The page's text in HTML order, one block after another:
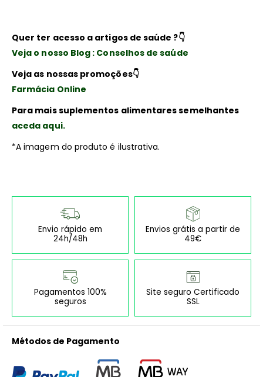
Quer ter acesso a artigos de saúde ?👇
Veja o nosso Blog : Conselhos de saúde
Veja as nossas promoções👇
Farmácia Online
Para mais suplementos alimentares semelhantes
aceda aqui.
*A imagem do produto é ilustrativa.
Envio rápido em
24h/48h
Envios grátis a partir de
49€
Pagamentos 100%
seguros
Site seguro Certificado
SSL
Métodos de Pagamento